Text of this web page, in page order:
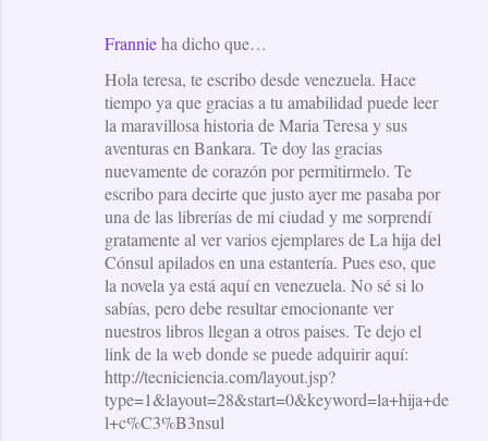
Frannieha dicho que…
Hola teresa, te escribo desde venezuela. Hace
tiempo ya que gracias a tu amabilidad puede leer
la maravillosa historia de Maria Teresa y sus
aventuras en Bankara. Te doy las gracias
nuevamente de corazón por permitirmelo. Te
escribo para decirte que justo ayer me pasaba por
una de las librerías de mi ciudad y me sorprendí
gratamente al ver varios ejemplares de La hija del
Cónsul apilados en una estantería. Pues eso, que
la novela ya está aquí en venezuela. No sé si lo
sabías, pero debe resultar emocionante ver
nuestros libros llegan a otros paises. Te dejo el
link de la web donde se puede adquirir aquí:
http://tecniciencia.com/layout.jsp?
type=1&layout=28&start=0&keyword=la+hija+de
l+c%C3%B3nsul